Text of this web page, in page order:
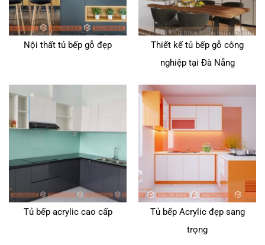
Nội thất tủ bếp gỗ đẹp
Thiết kế tủ bếp gỗ công
nghiệp tại Đà Nẵng
Tủ bếp acrylic cao cấp
Tủ bếp Acrylic đẹp sang
trọng